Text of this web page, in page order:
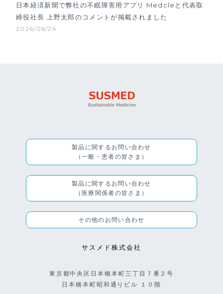
2026/06/26
日本経済新聞で弊社の不眠障害用アプリ Medcleと代表取
締役社長 上野太郎のコメントが掲載されました
製品に関するお問い合わせ
（一般・患者の皆さま）
製品に関するお問い合わせ
（医療関係者の皆さま）
その他のお問い合わせ
サスメド株式会社
東京都中央区日本橋本町三丁目７番２号
日本橋本町昭和通りビル １０階